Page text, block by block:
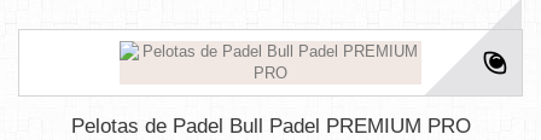
Pelotas de Padel Bull Padel PREMIUM PRO